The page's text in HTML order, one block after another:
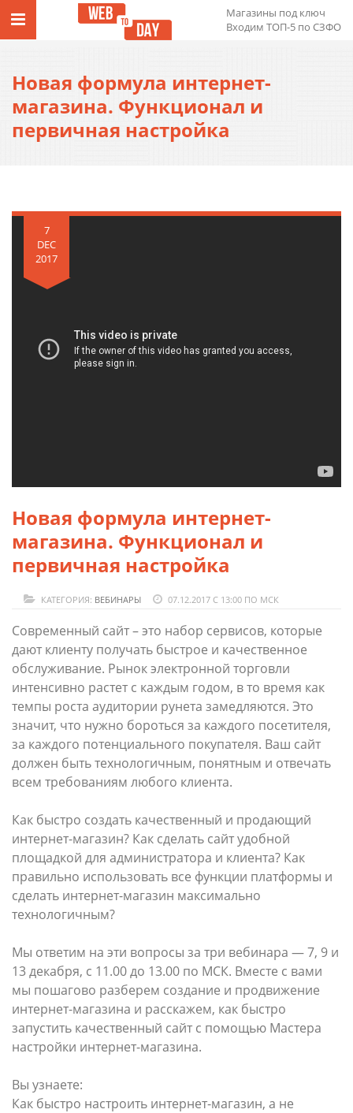
Магазины под ключ
Входим ТОП-5 по СЗФО
Новая формула интернет-
магазина. Функционал и
первичная настройка
7
DEC
2017
Новая формула интернет-
магазина. Функционал и
первичная настройка
КАТЕГОРИЯ: ВЕБИНАРЫ 07.12.2017 С 13:00 ПО МСК
Современный сайт – это набор сервисов, которые
дают клиенту получать быстрое и качественное
обслуживание. Рынок электронной торговли
интенсивно растет с каждым годом, в то время как
темпы роста аудитории рунета замедляются. Это
значит, что нужно бороться за каждого посетителя,
за каждого потенциального покупателя. Ваш сайт
должен быть технологичным, понятным и отвечать
всем требованиям любого клиента.
Как быстро создать качественный и продающий
интернет-магазин? Как сделать сайт удобной
площадкой для администратора и клиента? Как
правильно использовать все функции платформы и
сделать интернет-магазин максимально
технологичным?
Мы ответим на эти вопросы за три вебинара — 7, 9 и
13 декабря, с 11.00 до 13.00 по МСК. Вместе с вами
мы пошагово разберем создание и продвижение
интернет-магазина и расскажем, как быстро
запустить качественный сайт с помощью Мастера
настройки интернет-магазина.
Вы узнаете:
Как быстро настроить интернет-магазин, а не